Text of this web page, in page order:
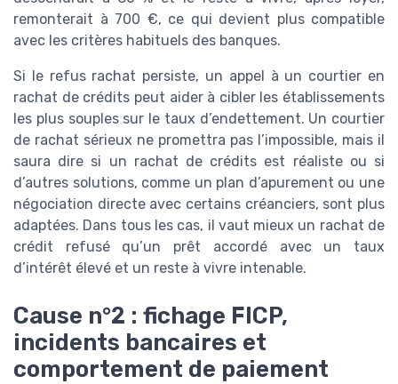
remonterait à 700 €, ce qui devient plus compatible
avec les critères habituels des banques.
Si le refus rachat persiste, un appel à un courtier en
rachat de crédits peut aider à cibler les établissements
les plus souples sur le taux d’endettement. Un courtier
de rachat sérieux ne promettra pas l’impossible, mais il
saura dire si un rachat de crédits est réaliste ou si
d’autres solutions, comme un plan d’apurement ou une
négociation directe avec certains créanciers, sont plus
adaptées. Dans tous les cas, il vaut mieux un rachat de
crédit refusé qu’un prêt accordé avec un taux
d’intérêt élevé et un reste à vivre intenable.
Cause n°2 : fichage FICP,
incidents bancaires et
comportement de paiement